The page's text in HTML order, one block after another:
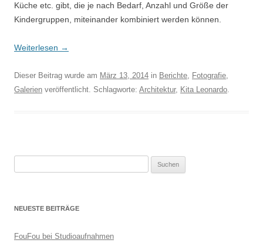
Küche etc. gibt, die je nach Bedarf, Anzahl und Größe der
Kindergruppen, miteinander kombiniert werden können.
Weiterlesen →
Dieser Beitrag wurde am März 13, 2014 in Berichte, Fotografie,
Galerien veröffentlicht. Schlagworte: Architektur, Kita Leonardo.
NEUESTE BEITRÄGE
FouFou bei Studioaufnahmen